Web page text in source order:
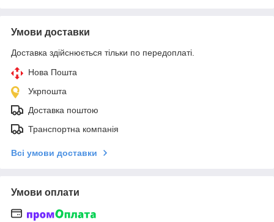
Умови доставки
Доставка здійснюється тільки по передоплаті.
Нова Пошта
Укрпошта
Доставка поштою
Транспортна компанія
Всі умови доставки
Умови оплати